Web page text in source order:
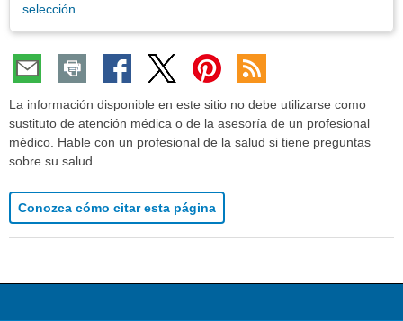
selección
La información disponible en este sitio no debe utilizarse como
sustituto de atención médica o de la asesoría de un profesional
médico. Hable con un profesional de la salud si tiene preguntas
sobre su salud.
Conozca cómo citar esta página